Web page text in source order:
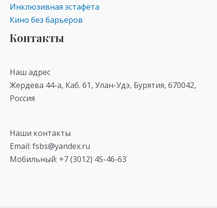
Инклюзивная эстафета
Кино без барьеров
Контакты
Наш адрес
Жердева 44-а, Каб. 61, Улан-Удэ, Бурятия, 670042,
Россия
Наши контакты
Email: fsbs@yandex.ru
Мобильный: +7 (3012) 45-46-63